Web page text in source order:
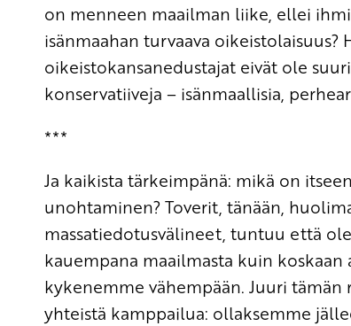
on menneen maailman liike, ellei
isänmaahan turvaava
oikeistokansanedustajat eivät ole
konservatiiveja – isänmaallisia,
***
Ja kaikista tärkeimpänä: mikä on
unohtaminen? Toverit, tänään,
massatiedotusvälineet, tuntuu että
kauempana maailmasta kuin
kykenemme vähempään. Juuri
yhteistä kamppailua: ollaksemme